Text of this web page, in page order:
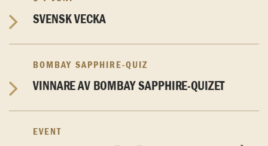
SVENSK VECKA
BOMBAY SAPPHIRE-QUIZ
VINNARE AV BOMBAY SAPPHIRE-QUIZET
EVENT